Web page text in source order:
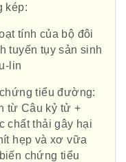
kép:
tính của bộ đôi
tuyến tụy sản sinh
lin
tiểu đường:
từ Câu kỷ tử +
chất thải gây hại
hẹp và xơ vữa
chứng tiểu
tư nhân Việt